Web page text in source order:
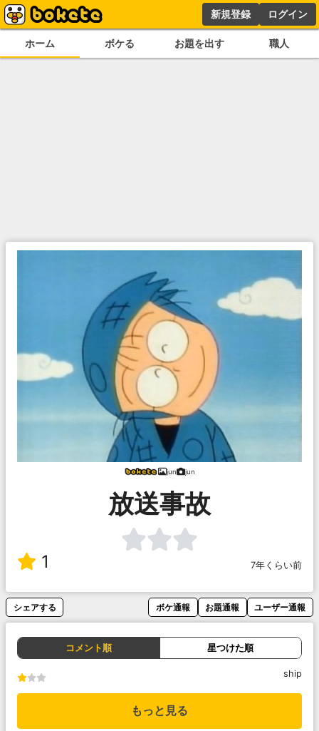
新規登録 ログイン
ホーム ボケる お題を出す 職人
jun jun
放送事故
1 7年くらい前
シェアする ボケ通報 お題通報 ユーザー通報
コメント順 星つけた順
ship
もっと見る